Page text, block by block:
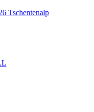
Tschentenalp